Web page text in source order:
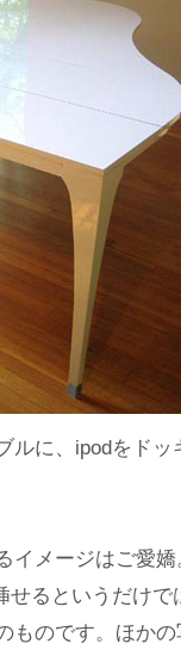
ルに、ipodをドッ
イメージはご愛嬌
せるというだけで
ものです。ほか